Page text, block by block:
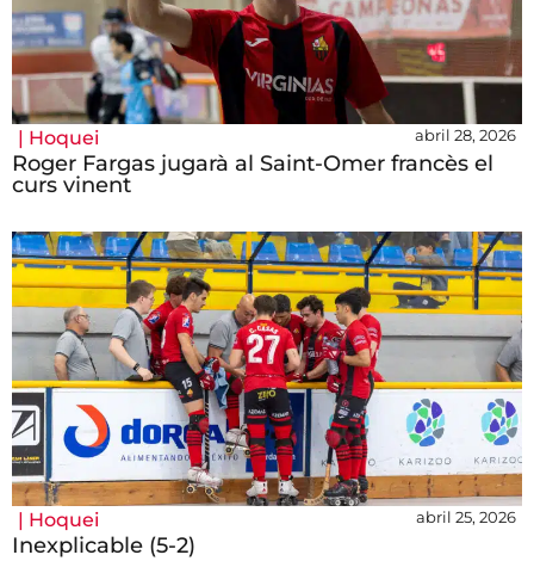
| Hoquei abril 28, 2026
Roger Fargas jugarà al Saint-Omer francès el
curs vinent
| Hoquei abril 25, 2026
Inexplicable (5-2)